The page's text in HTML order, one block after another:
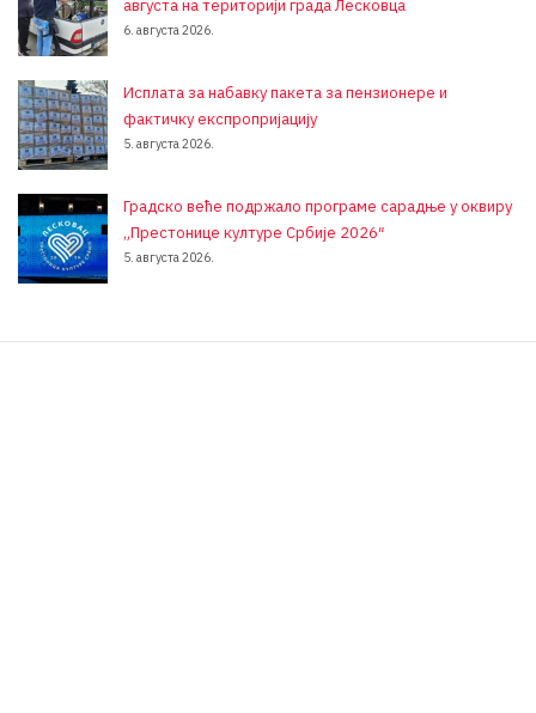
августа на територији града Лесковца
6. августа 2026.
Исплата за набавку пакета за пензионере и
фактичку експропријацију
5. августа 2026.
Градско веће подржало програме сарадње у оквиру
„Престонице културе Србије 2026″
5. августа 2026.